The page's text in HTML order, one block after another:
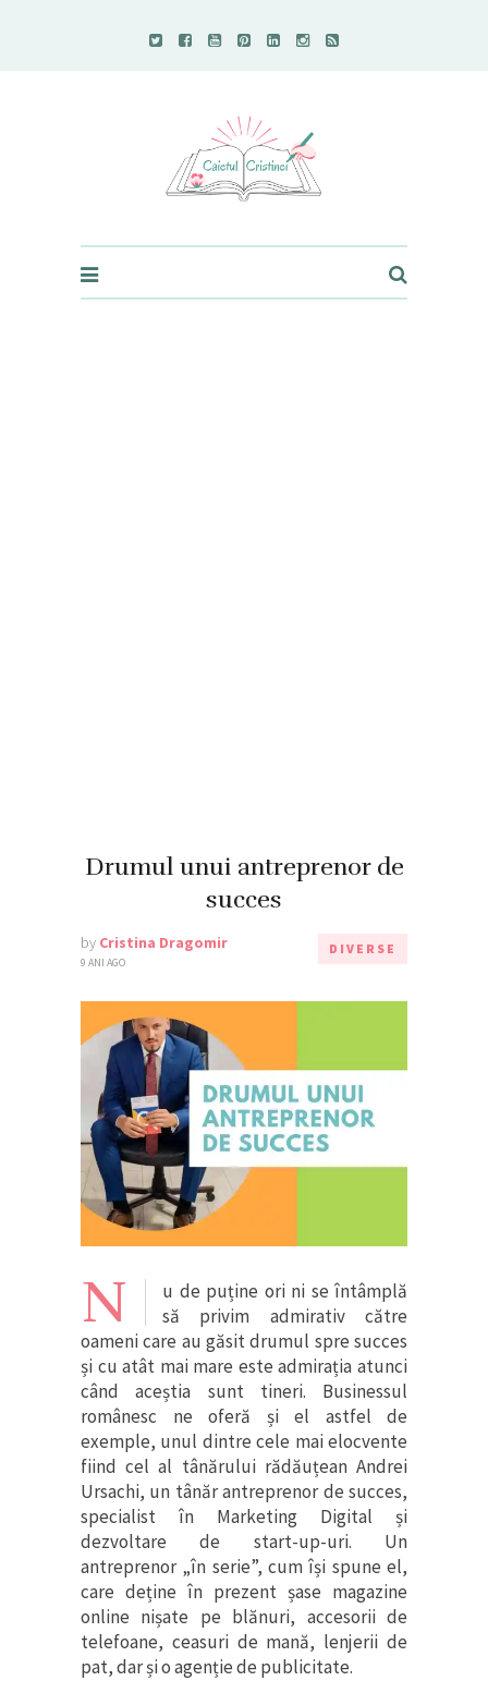
Drumul unui antreprenor de
succes
by Cristina Dragomir
9 ANI AGO
DIVERSE
N
u de puține ori ni se întâmplă
să privim admirativ către
oameni care au găsit drumul spre succes
și cu atât mai mare este admirația atunci
când aceștia sunt tineri. Businessul
românesc ne oferă și el astfel de
exemple, unul dintre cele mai elocvente
fiind cel al tânărului rădăuțean Andrei
Ursachi, un tânăr antreprenor de succes,
specialist în Marketing Digital și
dezvoltare de start-up-uri. Un
antreprenor „în serie”, cum își spune el,
care deține în prezent șase magazine
online nișate pe blănuri, accesorii de
telefoane, ceasuri de mană, lenjerii de
pat, dar și o agenție de publicitate.